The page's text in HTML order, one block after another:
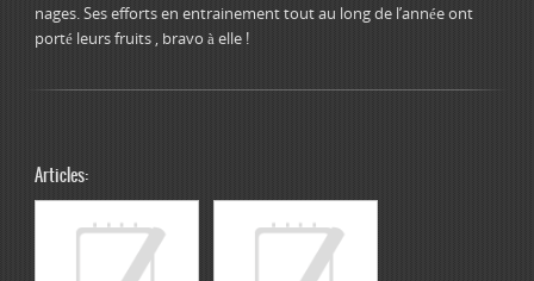
nages. Ses efforts en entrainement tout au long de l’année ont
porté leurs fruits , bravo à elle !
Articles: